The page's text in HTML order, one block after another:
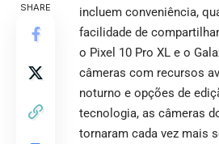
SHARE
incluem conveniência,
facilidade de
o Pixel 10 Pro XL e o
câmeras com recursos
noturno e opções de
tecnologia, as câmeras
tornaram cada vez mais